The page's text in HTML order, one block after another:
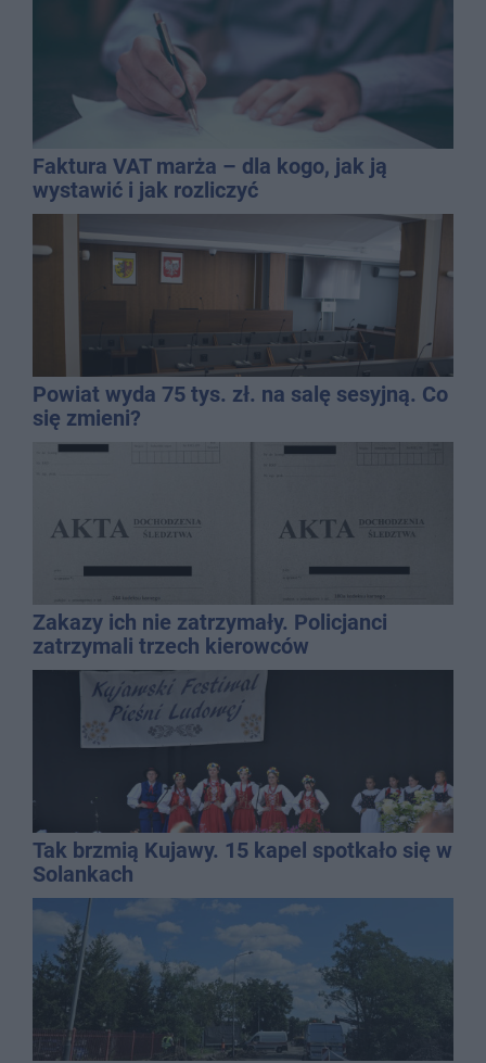
Faktura VAT marża – dla kogo, jak ją
wystawić i jak rozliczyć
Powiat wyda 75 tys. zł. na salę sesyjną. Co
się zmieni?
Zakazy ich nie zatrzymały. Policjanci
zatrzymali trzech kierowców
Tak brzmią Kujawy. 15 kapel spotkało się w
Solankach